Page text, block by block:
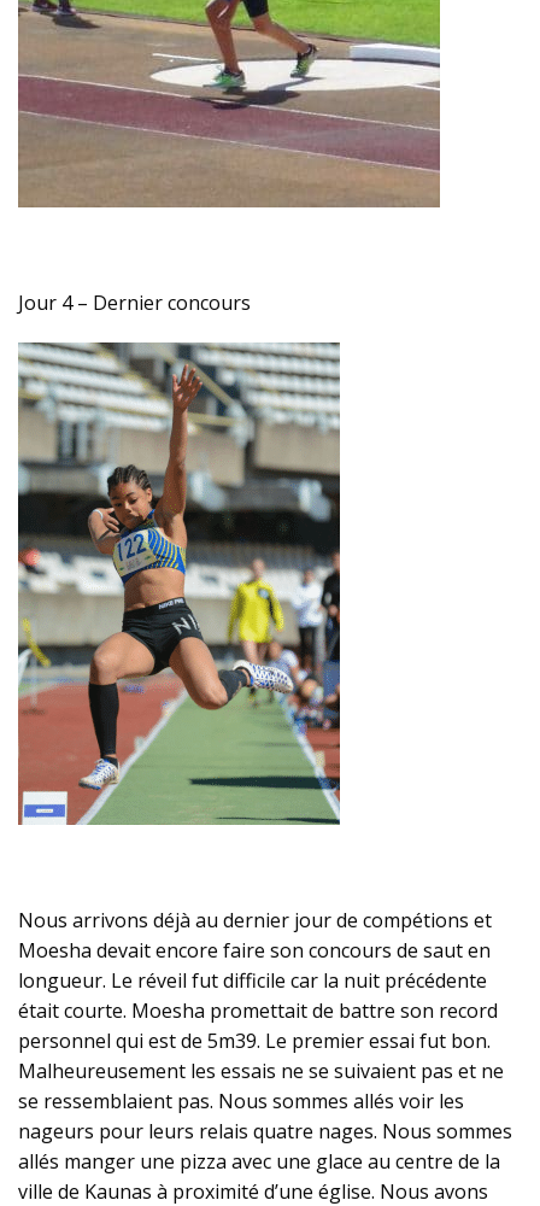
Jour 4 – Dernier concours
Nous arrivons déjà au dernier jour de compétions et
Moesha devait encore faire son concours de saut en
longueur. Le réveil fut difficile car la nuit précédente
était courte. Moesha promettait de battre son record
personnel qui est de 5m39. Le premier essai fut bon.
Malheureusement les essais ne se suivaient pas et ne
se ressemblaient pas. Nous sommes allés voir les
nageurs pour leurs relais quatre nages. Nous sommes
allés manger une pizza avec une glace au centre de la
ville de Kaunas à proximité d’une église. Nous avons